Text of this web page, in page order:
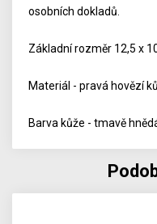
osobních dokladů.
Základní rozměr 12,5 x
Materiál - pravá hovězí
Barva kůže - tmavě